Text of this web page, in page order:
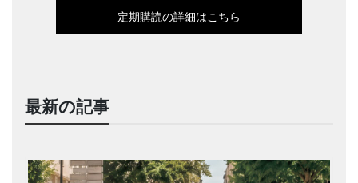
定期購読の詳細はこちら
最新の記事